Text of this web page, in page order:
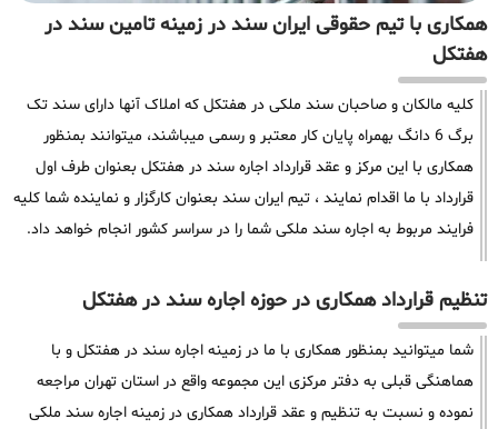
همکاری با تیم حقوقی ایران سند در زمینه تامین سند در
هفتکل
کلیه مالکان و صاحبان سند ملکی در هفتکل که املاک آنها دارای سند تک
برگ 6 دانگ بهمراه پایان کار معتبر و رسمی میباشند، میتوانند بمنظور
همکاری با این مرکز و عقد قرارداد اجاره سند در هفتکل بعنوان طرف اول
قرارداد با ما اقدام نمایند ، تیم ایران سند بعنوان کارگزار و نماینده شما کلیه
فرایند مربوط به اجاره سند ملکی شما را در سراسر کشور انجام خواهد داد.
تنظیم قرارداد همکاری در حوزه اجاره سند در هفتکل
شما میتوانید بمنظور همکاری با ما در زمینه اجاره سند در هفتکل و با
هماهنگی قبلی به دفتر مرکزی این مجموعه واقع در استان تهران مراجعه
نموده و نسبت به تنظیم و عقد قرارداد همکاری در زمینه اجاره سند ملکی